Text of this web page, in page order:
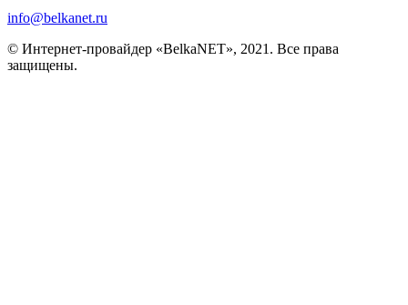
info@belkanet.ru
© Интернет-провайдер «BelkaNET», 2021. Все права
защищены.